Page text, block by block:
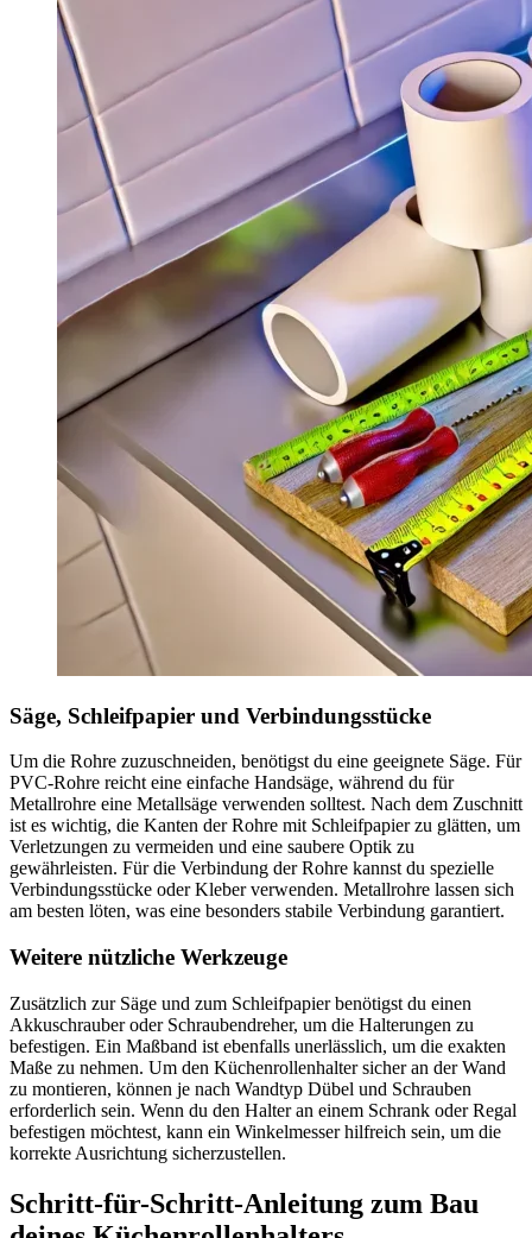
Säge, Schleifpapier und Verbindungsstücke
Um die Rohre zuzuschneiden, benötigst du eine geeignete Säge. Für
PVC-Rohre reicht eine einfache Handsäge, während du für
Metallrohre eine Metallsäge verwenden solltest. Nach dem Zuschnitt
ist es wichtig, die Kanten der Rohre mit Schleifpapier zu glätten, um
Verletzungen zu vermeiden und eine saubere Optik zu
gewährleisten. Für die Verbindung der Rohre kannst du spezielle
Verbindungsstücke oder Kleber verwenden. Metallrohre lassen sich
am besten löten, was eine besonders stabile Verbindung garantiert.
Weitere nützliche Werkzeuge
Zusätzlich zur Säge und zum Schleifpapier benötigst du einen
Akkuschrauber oder Schraubendreher, um die Halterungen zu
befestigen. Ein Maßband ist ebenfalls unerlässlich, um die exakten
Maße zu nehmen. Um den Küchenrollenhalter sicher an der Wand
zu montieren, können je nach Wandtyp Dübel und Schrauben
erforderlich sein. Wenn du den Halter an einem Schrank oder Regal
befestigen möchtest, kann ein Winkelmesser hilfreich sein, um die
korrekte Ausrichtung sicherzustellen.
Schritt-für-Schritt-Anleitung zum Bau